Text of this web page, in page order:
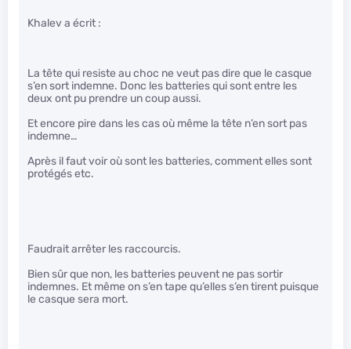
Khalev a écrit :
La tête qui resiste au choc ne veut pas dire que le casque
s’en sort indemne. Donc les batteries qui sont entre les
deux ont pu prendre un coup aussi.
Et encore pire dans les cas où même la tête n’en sort pas
indemne…
Après il faut voir où sont les batteries, comment elles sont
protégés etc.
Faudrait arrêter les raccourcis.
Bien sûr que non, les batteries peuvent ne pas sortir
indemnes. Et même on s’en tape qu’elles s’en tirent puisque
le casque sera mort.